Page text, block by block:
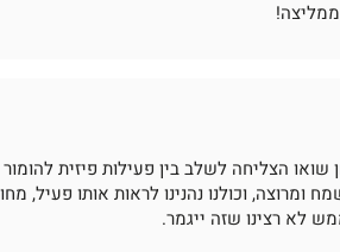
שואו הצליחה לשלב בין פעילות פיזית
ומרוצה, וכולנו נהנינו לראות אותו פעיל,
לא רצינו שזה ייגמר.